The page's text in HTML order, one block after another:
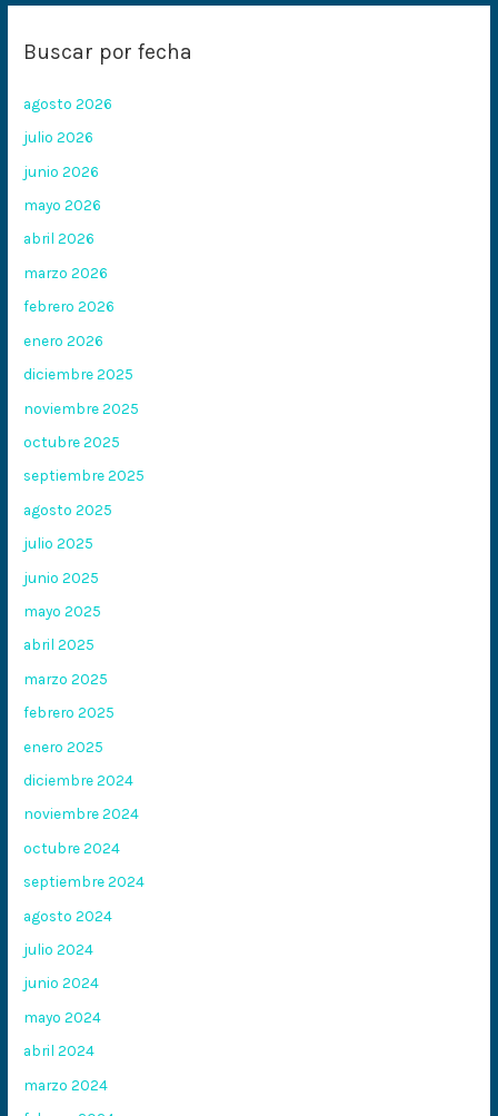
Buscar por fecha
agosto 2026
julio 2026
junio 2026
mayo 2026
abril 2026
marzo 2026
febrero 2026
enero 2026
diciembre 2025
noviembre 2025
octubre 2025
septiembre 2025
agosto 2025
julio 2025
junio 2025
mayo 2025
abril 2025
marzo 2025
febrero 2025
enero 2025
diciembre 2024
noviembre 2024
octubre 2024
septiembre 2024
agosto 2024
julio 2024
junio 2024
mayo 2024
abril 2024
marzo 2024